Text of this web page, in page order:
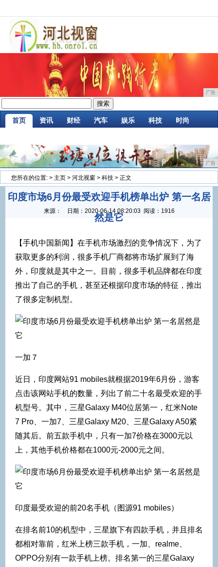
广告
首页 资讯 财经 汽车 娱乐 科技 时尚
广告
您所在的位置: > 主页 > 河北视窗 > 科技 > 正文
印度市场6月份最受欢迎手机榜单出炉 第一名居
然是它
来源： 日期： 2020-06-14 08:20:03 阅读：1916
【手机中国新闻】在手机市场激烈的竞争情况下，为了
获取更多的利润，很多手机厂商都将市场扩展到了海
外，印度就是其中之一。目前，很多手机品牌都在印度
推出了自己的手机，甚至还根据印度市场的特征，推出
了很多定制机型。
一加７
近日，印度网站91 mobiles就根据2019年6月份，游客
点击该网站手机的数量，列出了前二十名最受欢迎的手
机型号。其中，三星Galaxy M40位居第一，红米Note
7 Pro、一加7、三星Galaxy M20、三星Galaxy A50紧
随其后。前五款手机中，只有一加7价格在3000元以
上，其他手机价格都在1000元-2000元之间。
印度最受欢迎的前20名手机（图源91 mobiles）
在排名前10的机型中，三星旗下有四款手机，并且排名
都相对靠前，红米上榜三款手机，一加、realme、
OPPO分别有一款手机上榜。排名第一的三星Galaxy